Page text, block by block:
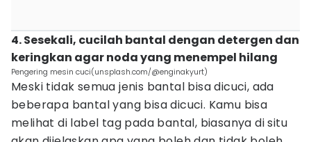
4. Sesekali, cucilah bantal dengan detergen dan
keringkan agar noda yang menempel hilang
Pengering mesin cuci(unsplash.com/@enginakyurt)
Meski tidak semua jenis bantal bisa dicuci, ada
beberapa bantal yang bisa dicuci. Kamu bisa
melihat di label tag pada bantal, biasanya di situ